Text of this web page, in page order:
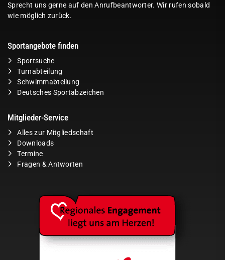
Sprecht uns gerne auf den Anrufbeantworter. Wir rufen sobald
wie möglich zurück.
Sportangebote finden
Sportsuche
Turnabteilung
Schwimmabteilung
Deutsches Sportabzeichen
Mitglieder-Service
Alles zur Mitgliedschaft
Downloads
Termine
Fragen & Antworten